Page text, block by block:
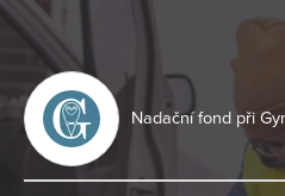
Nadační fond při